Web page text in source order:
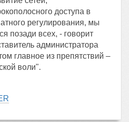
доступа в
регулирования, мы
позади всех, - говорит
администратора
главное из препятствий –
воли".